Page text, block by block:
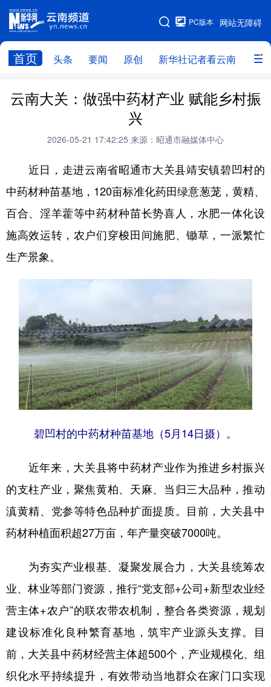
网站无障碍
PC版本
首页 头条 要闻 原创 新华社记者看云南 政务
网站地图
头条 云南要闻 本网原创
政务
廉政 云南省领导报道集 旅游
教育
州市
社会
图片
经济 服务 云南故事
云南青年说 趣看文物
云南大关：做强中药材产业 赋能乡村振
兴
2026-05-21 17:42:25 来源：昭通市融媒体中心
近日，走进云南省昭通市大关县靖安镇碧凹村的
中药材种苗基地，120亩标准化药田绿意葱茏，黄精、
百合、淫羊藿等中药材种苗长势喜人，水肥一体化设
施高效运转，农户们穿梭田间施肥、锄草，一派繁忙
生产景象。
碧凹村的中药材种苗基地（5月14日摄）。
近年来，大关县将中药材产业作为推进乡村振兴
的支柱产业，聚焦黄柏、天麻、当归三大品种，推动
滇黄精、党参等特色品种扩面提质。目前，大关县中
药材种植面积超27万亩，年产量突破7000吨。
为夯实产业根基、凝聚发展合力，大关县统筹农
业、林业等部门资源，推行“党支部+公司+新型农业经
营主体+农户”的联农带农机制，整合各类资源，规划
建设标准化良种繁育基地，筑牢产业源头支撑。目
前，大关县中药材经营主体超500个，产业规模化、组
织化水平持续提升，有效带动当地群众在家门口实现